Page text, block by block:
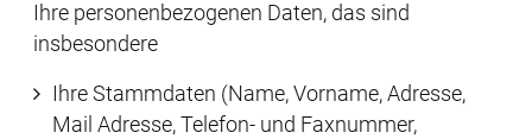
Ihre personenbezogenen Daten, das sind
insbesondere
Ihre Stammdaten (Name, Vorname, Adresse,
Mail Adresse, Telefon- und Faxnummer,